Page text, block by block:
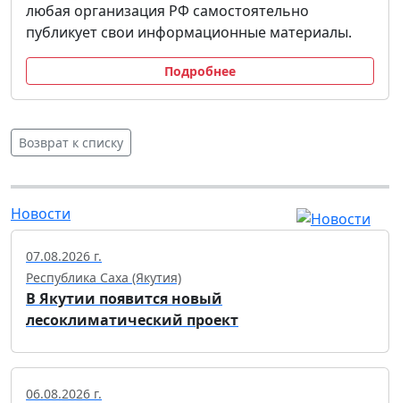
любая организация РФ самостоятельно
публикует свои информационные материалы.
Подробнее
Возврат к списку
Новости
07.08.2026 г.
Республика Саха (Якутия)
В Якутии появится новый
лесоклиматический проект
06.08.2026 г.